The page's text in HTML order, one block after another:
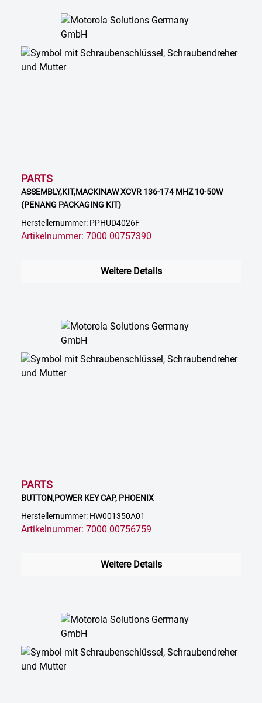
PARTS
ASSEMBLY,KIT,MACKINAW XCVR 136-174 MHZ 10-50W
(PENANG PACKAGING KIT)
Herstellernummer: PPHUD4026F
Artikelnummer: 7000 00757390
Weitere Details
PARTS
BUTTON,POWER KEY CAP, PHOENIX
Herstellernummer: HW001350A01
Artikelnummer: 7000 00756759
Weitere Details